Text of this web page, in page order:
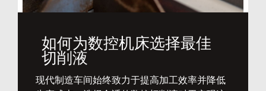
如何为数控机床选择最佳
切削液
​现代制造车间始终致力于提高加工效率并降低